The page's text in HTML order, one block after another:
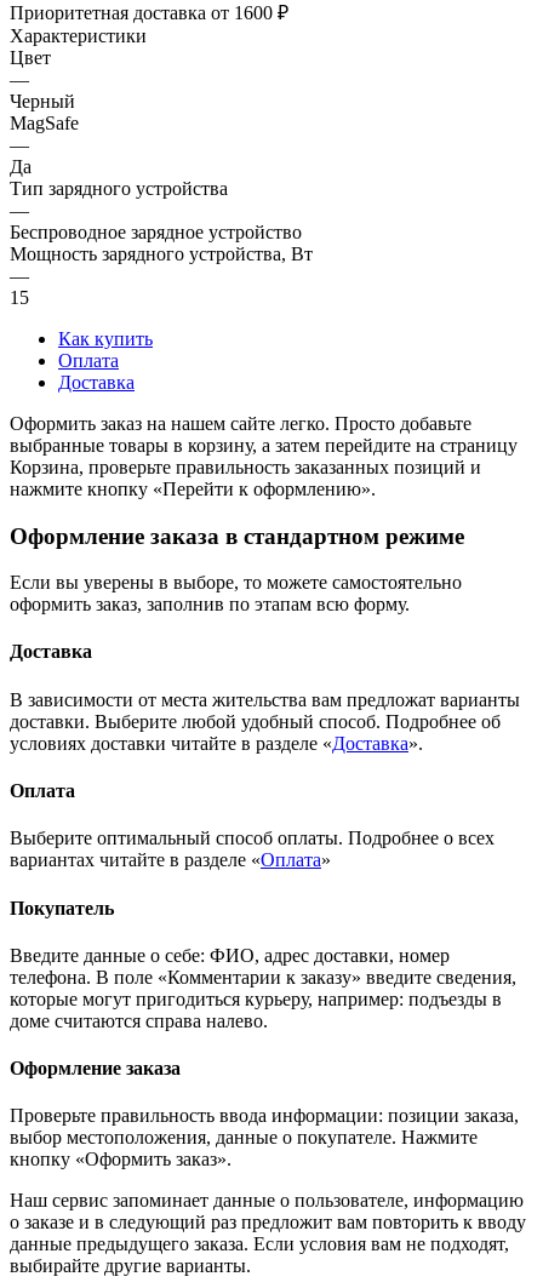
Приоритетная доставка от 1600 ₽
Характеристики
Цвет
—
Черный
MagSafe
—
Да
Тип зарядного устройства
—
Беспроводное зарядное устройство
Мощность зарядного устройства, Вт
—
15
Как купить
Оплата
Доставка
Оформить заказ на нашем сайте легко. Просто добавьте
выбранные товары в корзину, а затем перейдите на страницу
Корзина, проверьте правильность заказанных позиций и
нажмите кнопку «Перейти к оформлению».
Оформление заказа в стандартном режиме
Если вы уверены в выборе, то можете самостоятельно
оформить заказ, заполнив по этапам всю форму.
Доставка
В зависимости от места жительства вам предложат варианты
доставки. Выберите любой удобный способ. Подробнее об
условиях доставки читайте в разделе «Доставка».
Оплата
Выберите оптимальный способ оплаты. Подробнее о всех
вариантах читайте в разделе «Оплата»
Покупатель
Введите данные о себе: ФИО, адрес доставки, номер
телефона. В поле «Комментарии к заказу» введите сведения,
которые могут пригодиться курьеру, например: подъезды в
доме считаются справа налево.
Оформление заказа
Проверьте правильность ввода информации: позиции заказа,
выбор местоположения, данные о покупателе. Нажмите
кнопку «Оформить заказ».
Наш сервис запоминает данные о пользователе, информацию
о заказе и в следующий раз предложит вам повторить к вводу
данные предыдущего заказа. Если условия вам не подходят,
выбирайте другие варианты.